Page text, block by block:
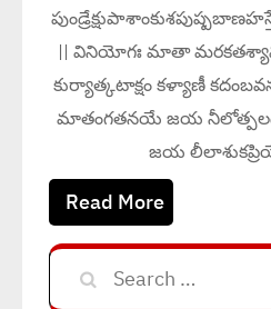
|| వినియోగః మాతా
కుర్యాత్కటాక్షం కళ్యాణీ
మాతంగతనయే జయ
జయ
Read More
Search